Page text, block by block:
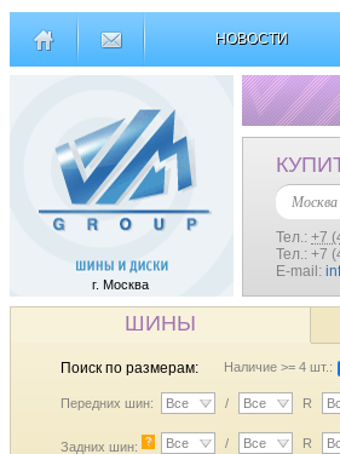
НОВОСТИ
г. Москва
Москва
Тел.: +7
Тел.: +7
E-mail:
ШИНЫ
Поиск по размерам: Наличие >= 4 шт.:
Передних шин: Все / Все R
Задних шин: ? Все / Все R